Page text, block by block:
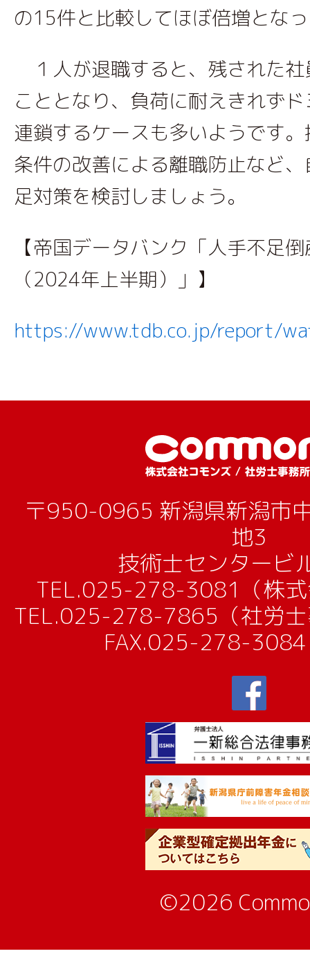
の15件と比較してほぼ倍増とな
１人が退職すると、残された
こととなり、負荷に耐えきれず
連鎖するケースも多いようです
条件の改善による離職防止など
足対策を検討しましょう。
【帝国データバンク「人手不足
（2024年上半期）」】
https://www.tdb.co.jp/report/
〒950-0965 新潟県新潟市
地3
技術士センター
TEL.025-278-3081（株式
TEL.025-278-7865（社労士
FAX.025-278-3084
©2026